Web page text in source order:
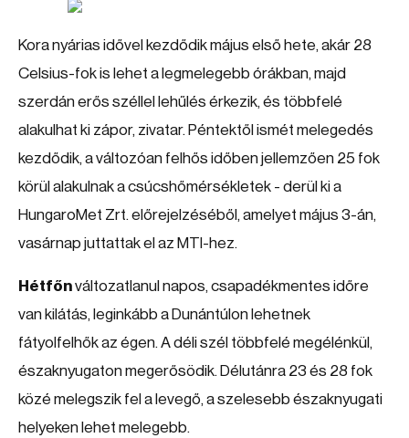
Kora nyárias idővel kezdődik május első hete, akár 28
Celsius-fok is lehet a legmelegebb órákban, majd
szerdán erős széllel lehűlés érkezik, és többfelé
alakulhat ki zápor, zivatar. Péntektől ismét melegedés
kezdődik, a változóan felhős időben jellemzően 25 fok
körül alakulnak a csúcshőmérsékletek - derül ki a
HungaroMet Zrt. előrejelzéséből, amelyet május 3-án,
vasárnap juttattak el az MTI-hez.
Hétfőnváltozatlanul napos, csapadékmentes időre
van kilátás, leginkább a Dunántúlon lehetnek
fátyolfelhők az égen. A déli szél többfelé megélénkül,
északnyugaton megerősödik. Délutánra 23 és 28 fok
közé melegszik fel a levegő, a szelesebb északnyugati
helyeken lehet melegebb.